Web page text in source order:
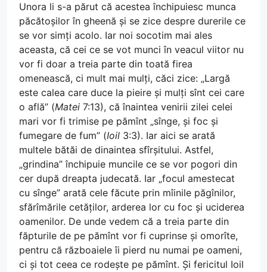
Unora li s-a părut că acestea închipuiesc munca
păcătoșilor în gheenă și se zice despre durerile ce
se vor simți acolo. Iar noi socotim mai ales
aceasta, că cei ce se vot munci în veacul viitor nu
vor fi doar a treia parte din toată firea
omenească, ci mult mai mulți, căci zice: „Largă
este calea care duce la pieire și mulți sînt cei care
o află” (Matei 7:13), că înaintea venirii zilei celei
mari vor fi trimise pe pămînt „sînge, și foc și
fumegare de fum” (Ioil 3:3). Iar aici se arată
multele bătăi de dinaintea sfîrșitului. Astfel,
„grindina” închipuie muncile ce se vor pogori din
cer după dreapta judecată. Iar „focul amestecat
cu sînge” arată cele făcute prin mîinile păgînilor,
sfărîmările cetăților, arderea lor cu foc și uciderea
oamenilor. De unde vedem că a treia parte din
făpturile de pe pămînt vor fi cuprinse și omorîte,
pentru că războaiele îi pierd nu numai pe oameni,
ci și tot ceea ce rodește pe pămînt. Și fericitul Ioil